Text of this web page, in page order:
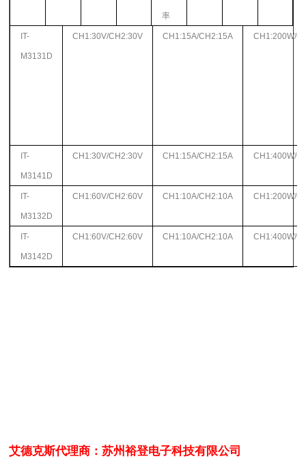
率
IT-
M3131D
CH1:30V/CH2:30V CH1:15A/CH2:15A CH1:200W/
IT-
M3141D
CH1:30V/CH2:30V CH1:15A/CH2:15A CH1:400W/
IT-
M3132D
CH1:60V/CH2:60V CH1:10A/CH2:10A CH1:200W/
IT-
M3142D
CH1:60V/CH2:60V CH1:10A/CH2:10A CH1:400W/
艾德克斯代理商：苏州裕登电子科技有限公司